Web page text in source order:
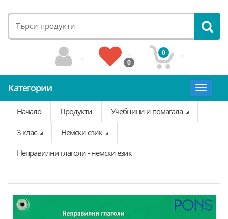
0
0
Категории
Toggle
Начало
Продукти Учебници и помагала
3 клас Немски език
Неправилни глаголи - немски език